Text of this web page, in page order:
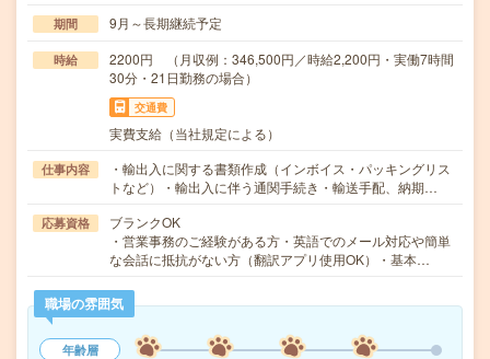
期間 9月～長期継続予定
時給
2200円 （月収例：346,500円／時給2,200円・実働7時間
30分・21日勤務の場合）
交通費
実費支給（当社規定による）
仕事内容
・輸出入に関する書類作成（インボイス・パッキングリス
トなど）・輸出入に伴う通関手続き・輸送手配、納期…
応募資格
ブランクOK
・営業事務のご経験がある方・英語でのメール対応や簡単
な会話に抵抗がない方（翻訳アプリ使用OK）・基本…
職場の雰囲気
年齢層